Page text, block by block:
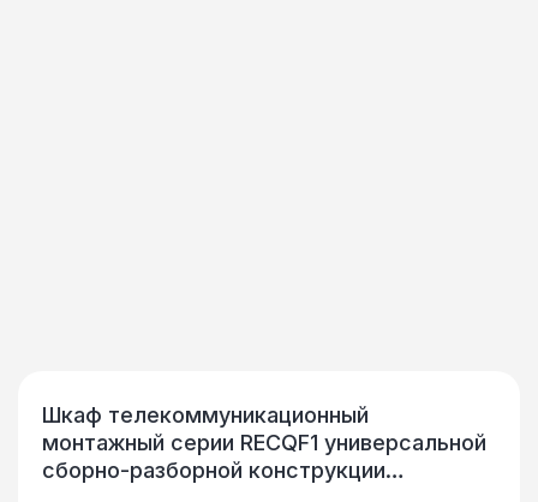
Шкаф телекоммуникационный
монтажный серии RECQF1 универсальной
сборно-разборной конструкции